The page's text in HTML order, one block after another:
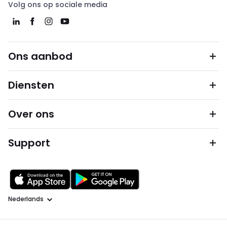
Volg ons op sociale media
Ons aanbod
Diensten
Over ons
Support
Taal